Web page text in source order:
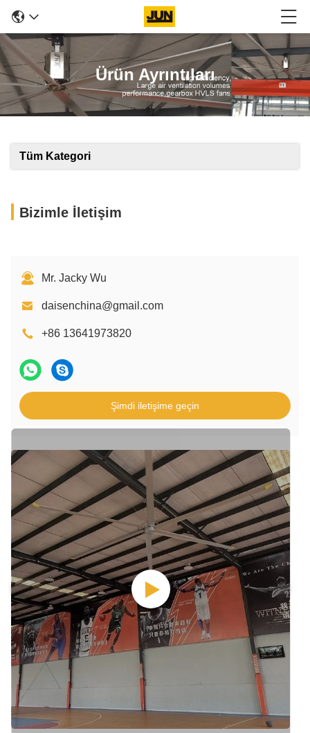
Ürün Ayrıntıları
Tüm Kategori
Bizimle İletişim
Mr. Jacky Wu
daisenchina@gmail.com
+86 13641973820
Şimdi iletişime geçin